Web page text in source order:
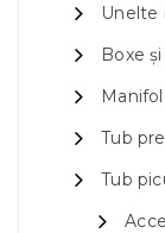
Unelte
Boxe
Tub
Tub